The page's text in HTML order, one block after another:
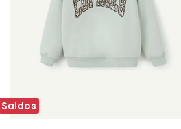
Saldos